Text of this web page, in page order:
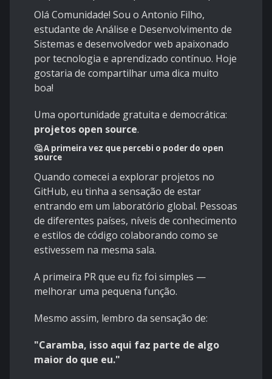
Olá Comunidade! Sou o Antonio Filho,
estudante de Análise e Desenvolvimento de
Sistemas e desenvolvedor web apaixonado
por tecnologia e aprendizado contínuo. Hoje
gostaria de compartilhar uma dica muito
boa!
Uma oportunidade gratuita e democrática:
projetos open source.
🤔 A primeira vez que percebi o poder do open
source
Quando comecei a explorar projetos no
GitHub, eu tinha a sensação de estar
entrando em um laboratório global. Pessoas
de diferentes países, níveis de conhecimento
e estilos de código colaborando como se
estivessem na mesma sala.
A primeira PR que eu fiz foi simples —
melhorar uma pequena função.
Mesmo assim, lembro da sensação de:
"Caramba, isso aqui faz parte de algo
maior do que eu."